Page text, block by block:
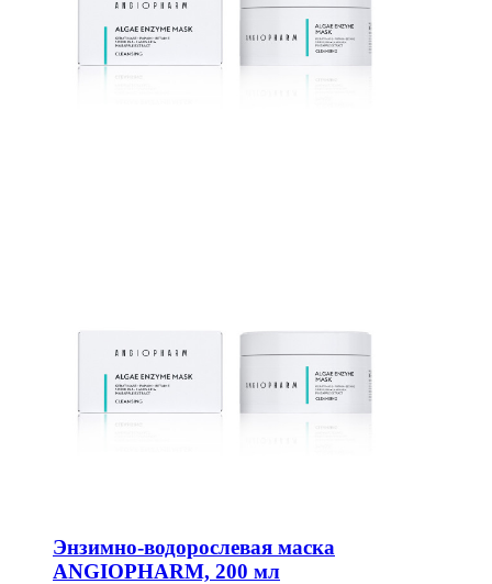
Энзимно-водорослевая маска
ANGIOPHARM, 200 мл